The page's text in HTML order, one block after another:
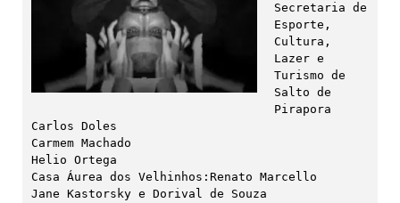
Secretaria de
Esporte,
Cultura,
Lazer e
Turismo de
Salto de
Pirapora
Carlos Doles
Carmem Machado
Helio Ortega
Casa Áurea dos Velhinhos:Renato Marcello
Jane Kastorsky e Dorival de Souza